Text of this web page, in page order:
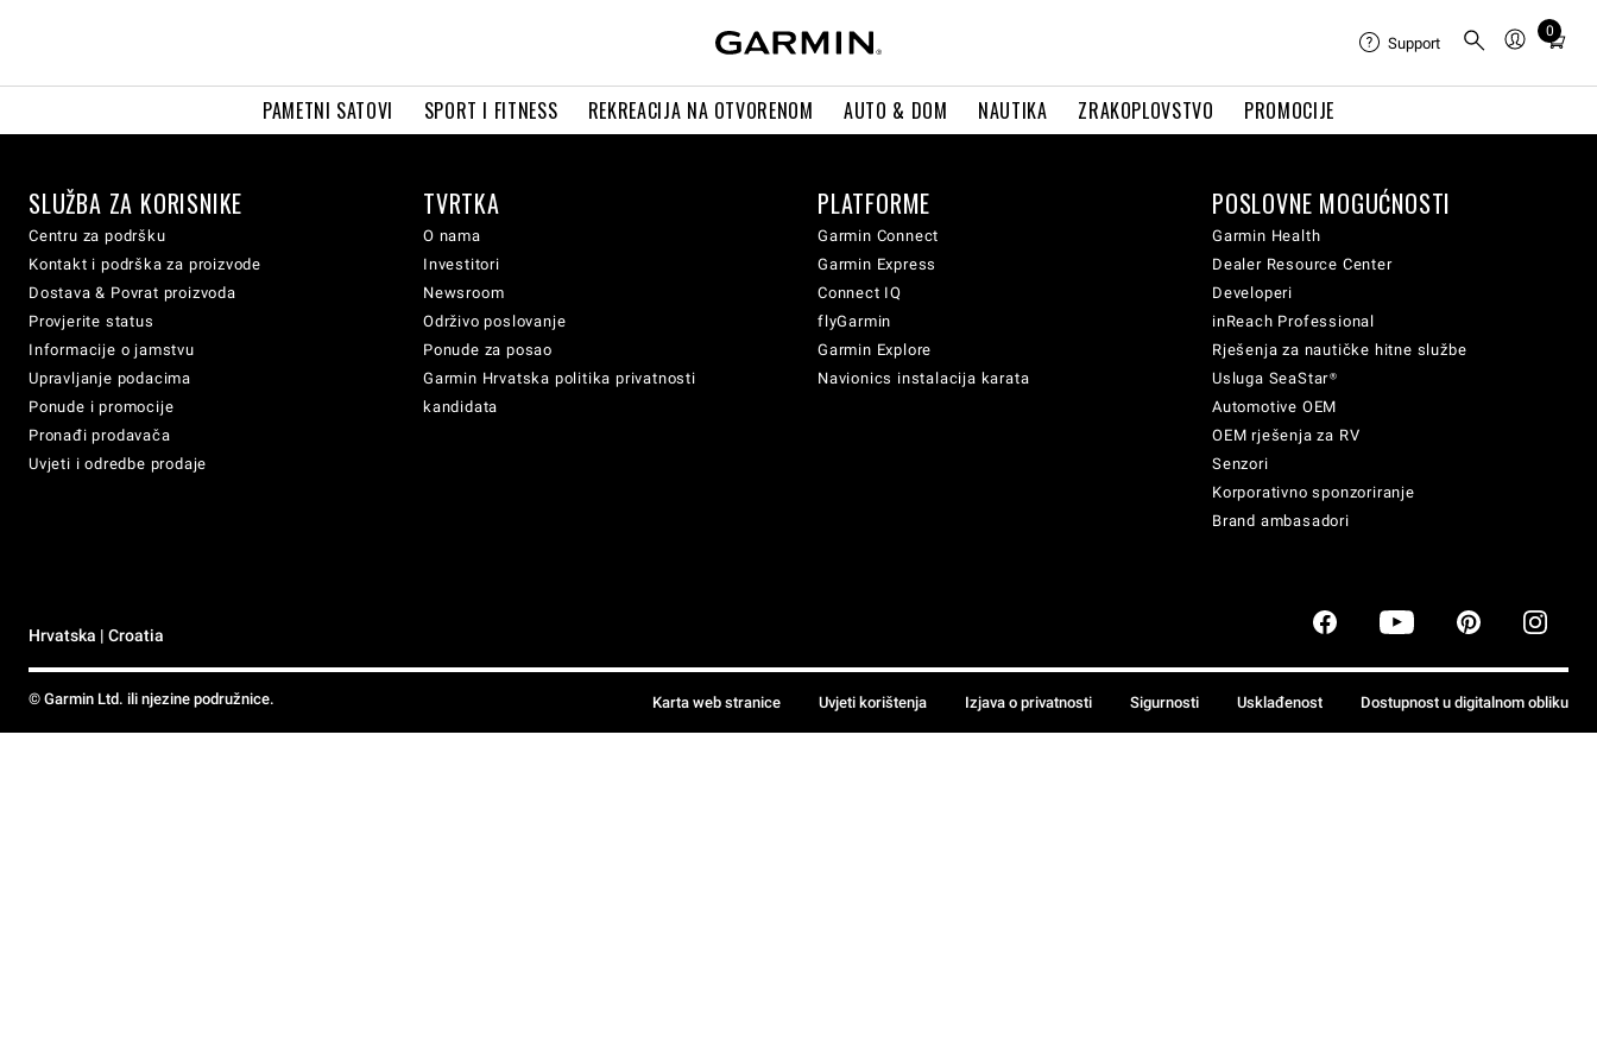
PAMETNI SATOVI SPORT I FITNESS REKREACIJA NA OTVORENOM AUTO & DOM NAUTIKA ZRAKOPLOVSTVO PROMOCIJE
Support
0
Total
cart:
SLUŽBA ZA KORISNIKE
Centru za podršku
Kontakt i podrška za proizvode
Dostava & Povrat proizvoda
Provjerite status
Informacije o jamstvu
Upravljanje podacima
Ponude i promocije
Pronađi prodavača
Uvjeti i odredbe prodaje
TVRTKA
O nama
Investitori
Newsroom
Održivo poslovanje
Ponude za posao
Garmin Hrvatska politika privatnosti
kandidata
PLATFORME
Garmin Connect
Garmin Express
Connect IQ
flyGarmin
Garmin Explore
Navionics instalacija karata
POSLOVNE MOGUĆNOSTI
Garmin Health
Dealer Resource Center
Developeri
inReach Professional
Rješenja za nautičke hitne službe
Usluga SeaStar®
Automotive OEM
OEM rješenja za RV
Senzori
Korporativno sponzoriranje
Brand ambasadori
Hrvatska | Croatia
© Garmin Ltd. ili njezine podružnice. Karta web stranice Uvjeti korištenja Izjava o privatnosti Sigurnosti Usklađenost Dostupnost u digitalnom obliku